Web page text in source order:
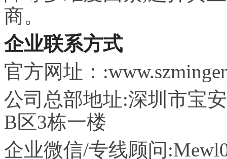
商。
企业联系方式
官方网址 ：
公司总部地址:深圳市宝
B区3栋一楼
企业微信/专线顾问